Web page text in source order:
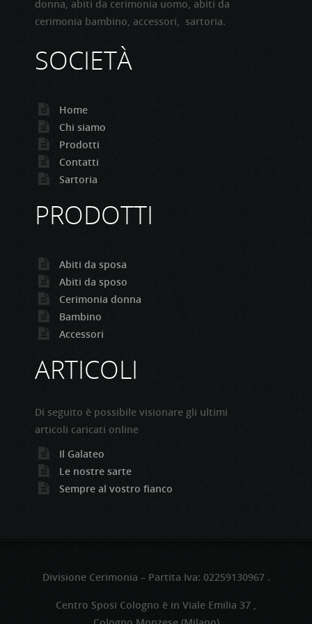
donna, abiti da cerimonia uomo, abiti da
cerimonia bambino, accessori, sartoria.
SOCIETÀ
Home
Chi siamo
Prodotti
Contatti
Sartoria
PRODOTTI
Abiti da sposa
Abiti da sposo
Cerimonia donna
Bambino
Accessori
ARTICOLI
Di seguito è possibile visionare gli ultimi
articoli caricati online
Il Galateo
Le nostre sarte
Sempre al vostro fianco
Divisione Cerimonia – Partita Iva: 02259130967 .
Centro Sposi Cologno è in Viale Emilia 37 ,